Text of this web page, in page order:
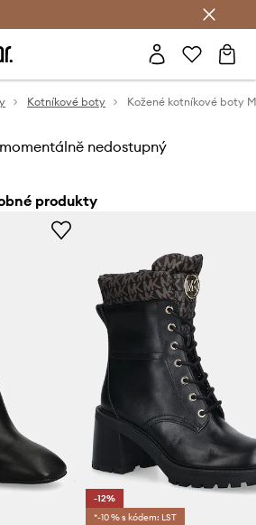
Kotníkové boty
nedostupný
produkty
-12%
*-10 % s kódem: LST